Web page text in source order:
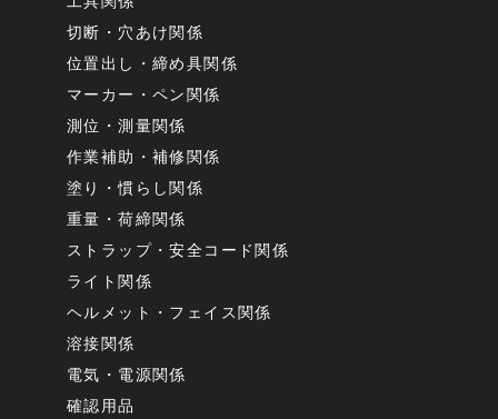
切断・穴あけ関係
位置出し・締め具関係
マーカー・ペン関係
測位・測量関係
作業補助・補修関係
塗り・慣らし関係
重量・荷締関係
ストラップ・安全コード関係
ライト関係
ヘルメット・フェイス関係
溶接関係
電気・電源関係
確認用品